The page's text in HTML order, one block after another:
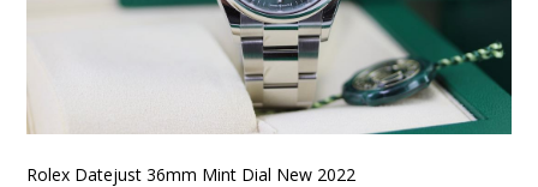
Rolex Datejust 36mm Mint Dial New 2022